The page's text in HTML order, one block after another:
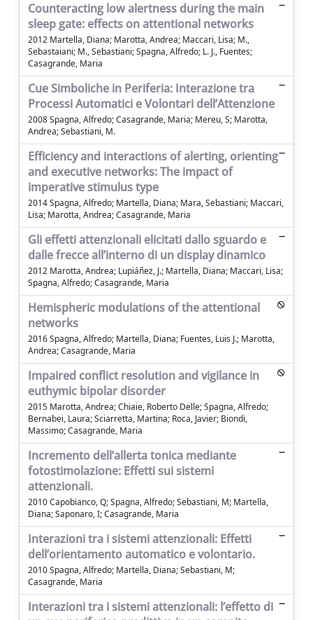
Counteracting low alertness during the main
sleep gate: effects on attentional networks
2012 Martella, Diana; Marotta, Andrea; Maccari, Lisa; M.,
Sebastaiani; M., Sebastiani; Spagna, Alfredo; L. J., Fuentes;
Casagrande, Maria
Cue Simboliche in Periferia: Interazione tra
Processi Automatici e Volontari dell’Attenzione
2008 Spagna, Alfredo; Casagrande, Maria; Mereu, S; Marotta,
Andrea; Sebastiani, M.
Efficiency and interactions of alerting, orienting
and executive networks: The impact of
imperative stimulus type
2014 Spagna, Alfredo; Martella, Diana; Mara, Sebastiani; Maccari,
Lisa; Marotta, Andrea; Casagrande, Maria
Gli effetti attenzionali elicitati dallo sguardo e
dalle frecce all’interno di un display dinamico
2012 Marotta, Andrea; Lupiáñez, J.; Martella, Diana; Maccari, Lisa;
Spagna, Alfredo; Casagrande, Maria
Hemispheric modulations of the attentional
networks
2016 Spagna, Alfredo; Martella, Diana; Fuentes, Luis J.; Marotta,
Andrea; Casagrande, Maria
Impaired conflict resolution and vigilance in
euthymic bipolar disorder
2015 Marotta, Andrea; Chiaie, Roberto Delle; Spagna, Alfredo;
Bernabei, Laura; Sciarretta, Martina; Roca, Javier; Biondi,
Massimo; Casagrande, Maria
Incremento dell’allerta tonica mediante
fotostimolazione: Effetti sui sistemi
attenzionali.
2010 Capobianco, Q; Spagna, Alfredo; Sebastiani, M; Martella,
Diana; Saponaro, I; Casagrande, Maria
Interazioni tra i sistemi attenzionali: Effetti
dell’orientamento automatico e volontario.
2010 Spagna, Alfredo; Martella, Diana; Sebastiani, M;
Casagrande, Maria
Interazioni tra i sistemi attenzionali: l’effetto di